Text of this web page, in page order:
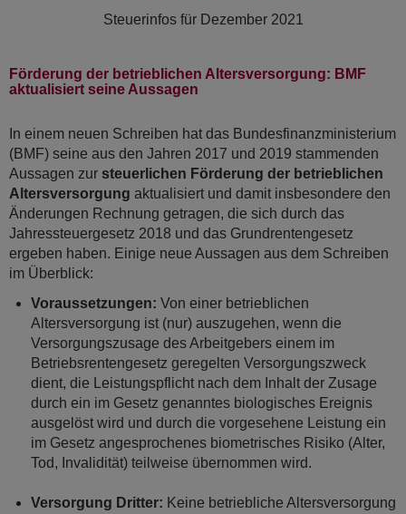
Steuerinfos für Dezember 2021
Förderung der betrieblichen Altersversorgung: BMF
aktualisiert seine Aussagen
In einem neuen Schreiben hat das Bundesfinanzministerium
(BMF) seine aus den Jahren 2017 und 2019 stammenden
Aussagen zur steuerlichen Förderung der betrieblichen
Altersversorgung aktualisiert und damit insbesondere den
Änderungen Rechnung getragen, die sich durch das
Jahressteuergesetz 2018 und das Grundrentengesetz
ergeben haben. Einige neue Aussagen aus dem Schreiben
im Überblick:
Voraussetzungen: Von einer betrieblichen
Altersversorgung ist (nur) auszugehen, wenn die
Versorgungszusage des Arbeitgebers einem im
Betriebsrentengesetz geregelten Versorgungszweck
dient, die Leistungspflicht nach dem Inhalt der Zusage
durch ein im Gesetz genanntes biologisches Ereignis
ausgelöst wird und durch die vorgesehene Leistung ein
im Gesetz angesprochenes biometrisches Risiko (Alter,
Tod, Invalidität) teilweise übernommen wird.
Versorgung Dritter: Keine betriebliche Altersversorgung